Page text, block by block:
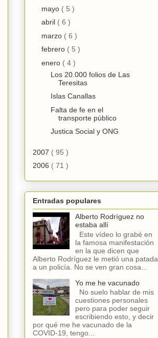
mayo ( 5 )
abril ( 6 )
marzo ( 6 )
febrero ( 5 )
enero ( 4 )
Los 20.000 folios de Las
Teresitas
Islas Canallas
Falta de fe en el
transporte público
Justica Social y ONG
2007 ( 95 )
2006 ( 71 )
Entradas populares
Alberto Rodríguez no
estaba allí
Este vídeo lo grabé en
la famosa manifestación
en la que dicen que
Alberto Rodríguez le metió una patada
a un policía. No se ven gran cosa...
Yo me he vacunado
No suelo hablar de mis
cuestiones personales
pero para poder seguir
escribiendo esto, y decir
por qué me he vacunado de la
COVID-19, tengo...